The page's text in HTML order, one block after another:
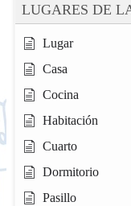
LUGARES DE
Lugar
Casa
Cocina
Habitación
Cuarto
Dormitorio
Pasillo